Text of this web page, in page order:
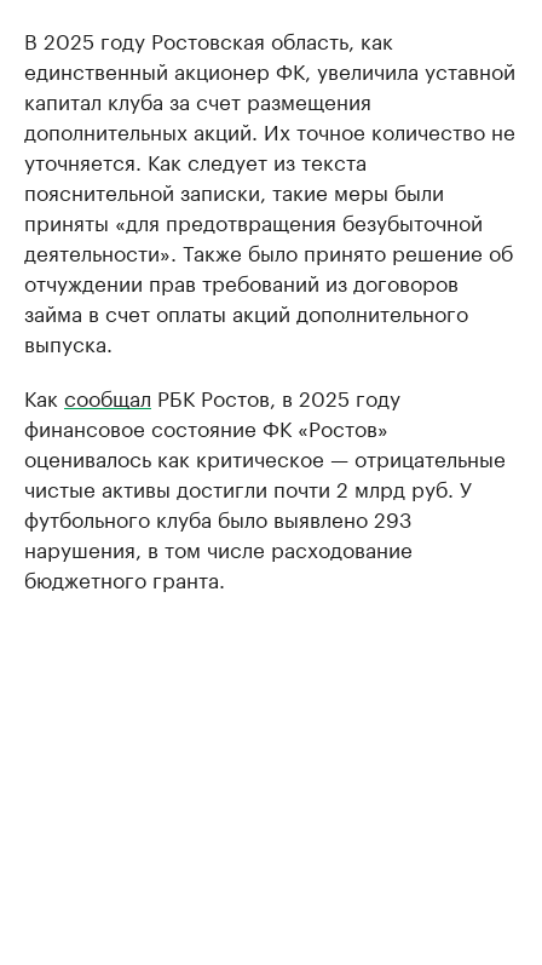
В 2025 году Ростовская область, как
единственный акционер ФК, увеличила уставной
капитал клуба за счет размещения
дополнительных акций. Их точное количество не
уточняется. Как следует из текста
пояснительной записки, такие меры были
приняты «для предотвращения безубыточной
деятельности». Также было принято решение об
отчуждении прав требований из договоров
займа в счет оплаты акций дополнительного
выпуска.
Как сообщал РБК Ростов, в 2025 году
финансовое состояние ФК «Ростов»
оценивалось как критическое — отрицательные
чистые активы достигли почти 2 млрд руб. У
футбольного клуба было выявлено 293
нарушения, в том числе расходование
бюджетного гранта.